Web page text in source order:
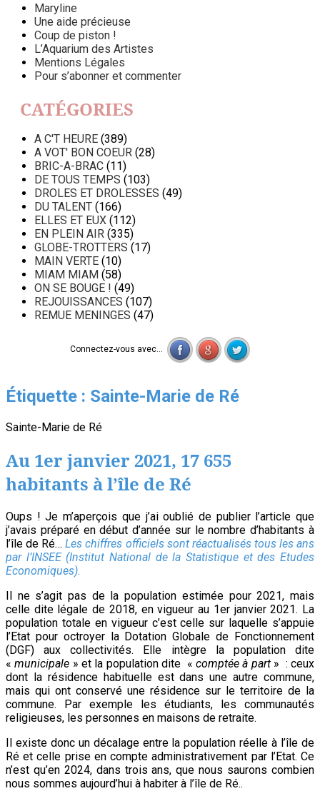
Maryline
Une aide précieuse
Coup de piston !
L’Aquarium des Artistes
Mentions Légales
Pour s’abonner et commenter
CATÉGORIES
A C'T HEURE (389)
A VOT' BON COEUR (28)
BRIC-A-BRAC (11)
DE TOUS TEMPS (103)
DROLES ET DROLESSES (49)
DU TALENT (166)
ELLES ET EUX (112)
EN PLEIN AIR (335)
GLOBE-TROTTERS (17)
MAIN VERTE (10)
MIAM MIAM (58)
ON SE BOUGE ! (49)
REJOUISSANCES (107)
REMUE MENINGES (47)
Connectez-vous avec...
Étiquette : Sainte-Marie de Ré
Sainte-Marie de Ré
Au 1er janvier 2021, 17 655
habitants à l’île de Ré
Oups ! Je m’aperçois que j’ai oublié de publier l’article que
j’avais préparé en début d’année sur le nombre d’habitants à
l’île de Ré…Les chiffres officiels sont réactualisés tous les ans
par l’INSEE (Institut National de la Statistique et des Etudes
Economiques).
Il ne s’agit pas de la population estimée pour 2021, mais
celle dite légale de 2018, en vigueur au 1er janvier 2021. La
population totale en vigueur c’est celle sur laquelle s’appuie
l’Etat pour octroyer la Dotation Globale de Fonctionnement
(DGF) aux collectivités. Elle intègre la population dite
«municipale » et la population dite «comptée à part» : ceux
dont la résidence habituelle est dans une autre commune,
mais qui ont conservé une résidence sur le territoire de la
commune. Par exemple les étudiants, les communautés
religieuses, les personnes en maisons de retraite.
Il existe donc un décalage entre la population réelle à l’île de
Ré et celle prise en compte administrativement par l’Etat. Ce
n’est qu’en 2024, dans trois ans, que nous saurons combien
nous sommes aujourd’hui à habiter à l’île de Ré..